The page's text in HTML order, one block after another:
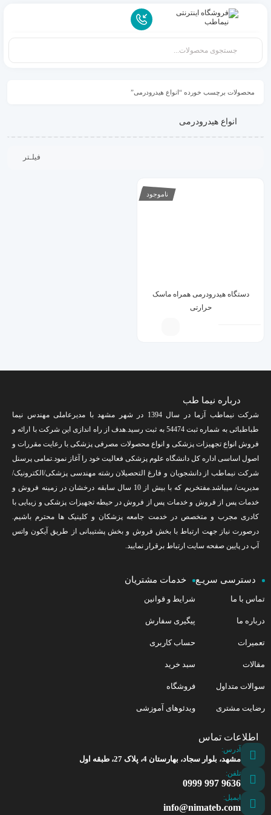
محصولات برچسب خورده “انواع هیدرودرمی”
انواع هیدرودرمی
فیلـتر
ناموجود
دستگاه هیدرودرمی همراه ماسک
حرارتی
درباره نیما طب
شرکت نیماطب آزما در سال 1394 در شهر مشهد با مدیرعاملی مهندس نیما
طباطبائی به شماره ثبت 54474 به ثبت رسید.هدف از راه اندازی این شرکت با ارائه و
فروش انواع تجهیزات پزشکی و انواع محصولات مصرفی پزشکی با رعایت مقررات و
اصول اساسی اداره کل دانشگاه علوم پزشکی فعالیت خود را آغاز نمود.تمامی پرسنل
شرکت نیماطب از دانشجویان و فارغ التحصیلان رشته مهندسی پزشکی/الکترونیک/
مدیریت/ میباشد.مفتخریم که با بیش از 10 سال سابقه درخشان در زمینه فروش و
خدمات پس از فروش و خدمات پس از فروش در حیطه تجهیزات پزشکی و زیبایی با
کادری مجرب و متخصص در خدمت جامعه پزشکان و کلینیک ها محترم باشیم.
درصورت نیاز جهت ارتباط با بخش فروش و بخش پشتیبانی از طریق آیکون واتس
آپ در پایین صفحه سایت ارتباط برقرار نمایید.
دسترسی سریـع
تماس با ما
درباره ما
تعمیرات
مقالات
سوالات متداول
رضایت مشتری
خدمات مشتریان
شرایط و قوانین
پیگیری سفارش
حساب کاربری
سبد خرید
فروشگاه
ویدئوهای آموزشی
اطلاعات تماس
آدرس:
مشهد، بلوار سجاد، بهارستان 4، پلاک 27، طبقه اول
تلفن:
9636 997 0999
ایمیل:
info@nimateb.com